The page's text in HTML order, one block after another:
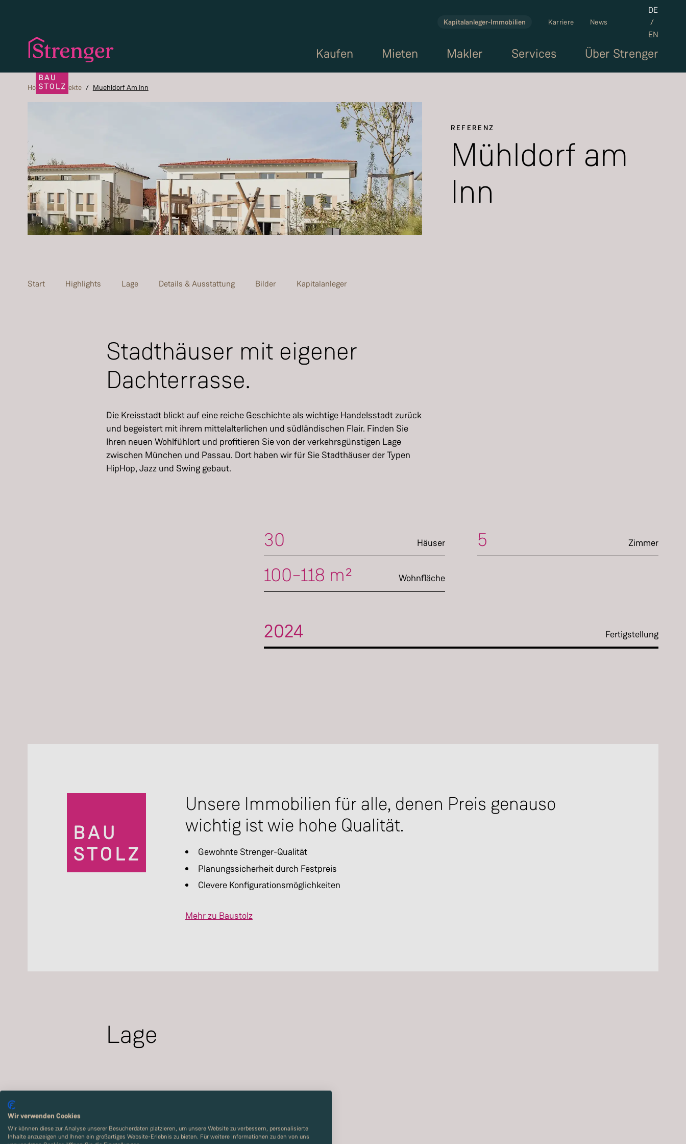
Kapitalanleger-Immobilien Karriere News
Set the
DE
/
EN
Kaufen Mieten Makler Services Über Strenger
Home / Projekte / Muehldorf Am Inn
REFERENZ
Mühldorf am
Inn
Start Highlights Lage Details & Ausstattung Bilder Kapitalanleger
Stadthäuser mit eigener
Dachterrasse.
Die Kreisstadt blickt auf eine reiche Geschichte als wichtige Handelsstadt zurück
und begeistert mit ihrem mittelalterlichen und südländischen Flair. Finden Sie
Ihren neuen Wohlfühlort und profitieren Sie von der verkehrsgünstigen Lage
zwischen München und Passau. Dort haben wir für Sie Stadthäuser der Typen
HipHop, Jazz und Swing gebaut.
Häuser
30 Zimmer
5
Wohnfläche
100–118 m²
Fertigstellung
2024
Unsere Immobilien für alle, denen Preis genauso
wichtig ist wie hohe Qualität.
Gewohnte Strenger-Qualität
Planungssicherheit durch Festpreis
Clevere Konfigurationsmöglichkeiten
Mehr zu Baustolz
Lage
Wir verwenden Cookies
Wir können diese zur Analyse unserer Besucherdaten platzieren, um unsere Website zu verbessern, personalisierte
Inhalte anzuzeigen und Ihnen ein großartiges Website-Erlebnis zu bieten. Für weitere Informationen zu den von uns